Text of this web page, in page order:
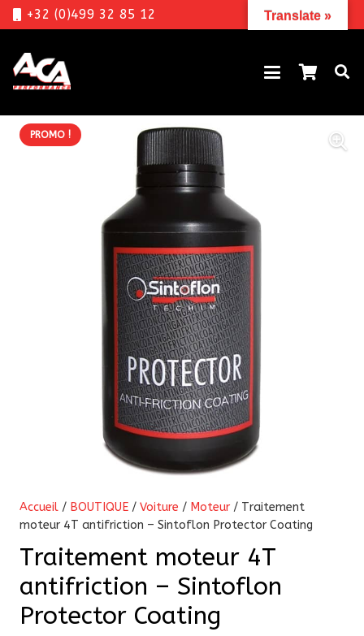
+32 (0)499 32 85 12
PROMO !
Accueil / BOUTIQUE / Voiture / Moteur / Traitement
moteur 4T antifriction – Sintoflon Protector Coating
Traitement moteur 4T
antifriction – Sintoflon
Protector Coating
Translate »